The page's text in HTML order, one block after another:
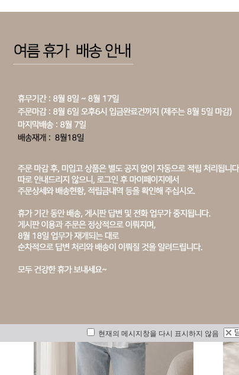
현재의 메시지창을 다시 표시하지 않음